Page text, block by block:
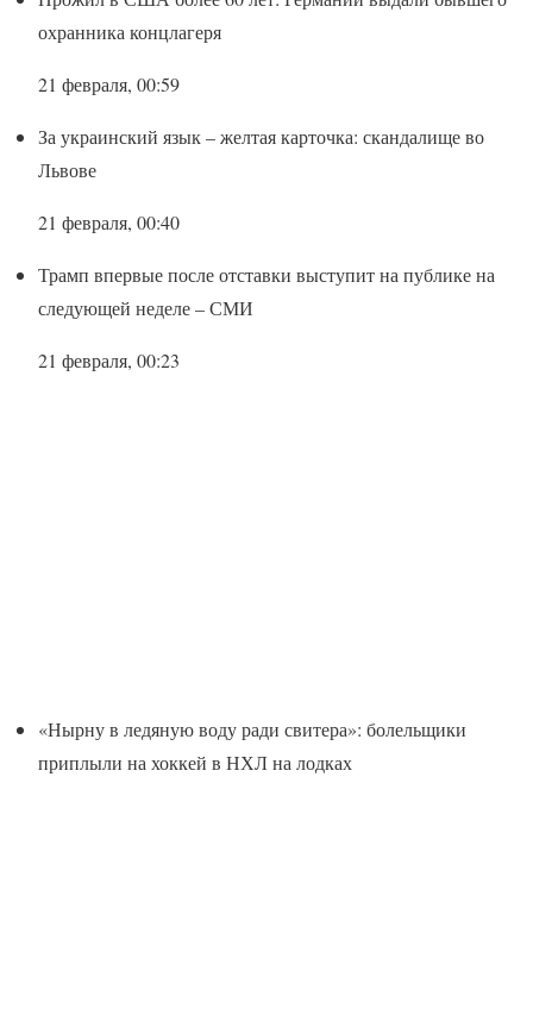
охранника концлагеря
21 февраля, 00:59
За украинский язык – желтая карточка: скандалище во
Львове
21 февраля, 00:40
Трамп впервые после отставки выступит на публике на
следующей неделе – СМИ
21 февраля, 00:23
«Нырну в ледяную воду ради свитера»: болельщики
приплыли на хоккей в НХЛ на лодках